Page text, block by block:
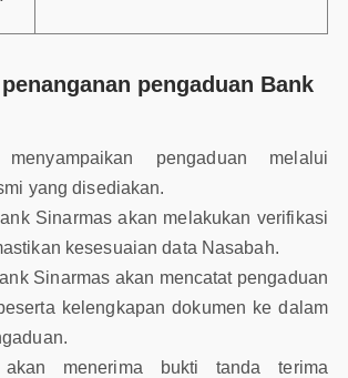
pengaduan Bank
menyampaikan pengaduan melalui
yang disediakan.
Sinarmas akan melakukan verifikasi
kesesuaian data Nasabah.
Sinarmas akan mencatat pengaduan
kelengkapan dokumen ke dalam
akan menerima bukti tanda terima